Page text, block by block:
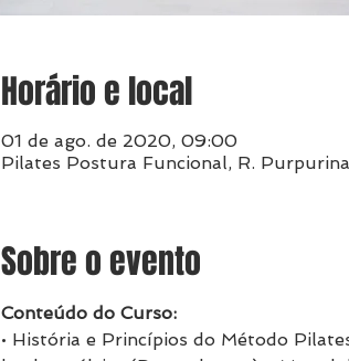
Horário e local
01 de ago. de 2020, 09:00
Pilates Postura Funcional, R.
Sobre o evento
Conteúdo do Curso:​
• História e Princípios do Método